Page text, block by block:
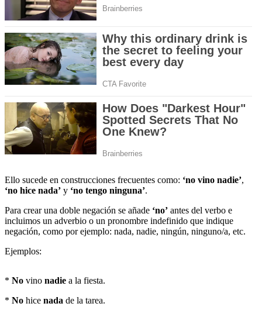
Ello sucede en construcciones frecuentes como: ‘no vino nadie’,
‘no hice nada’ y ‘no tengo ninguna’.
Para crear una doble negación se añade ‘no’ antes del verbo e
incluimos un adverbio o un pronombre indefinido que indique
negación, como por ejemplo: nada, nadie, ningún, ninguno/a, etc.
Ejemplos:
* No vino nadie a la fiesta.
* No hice nada de la tarea.